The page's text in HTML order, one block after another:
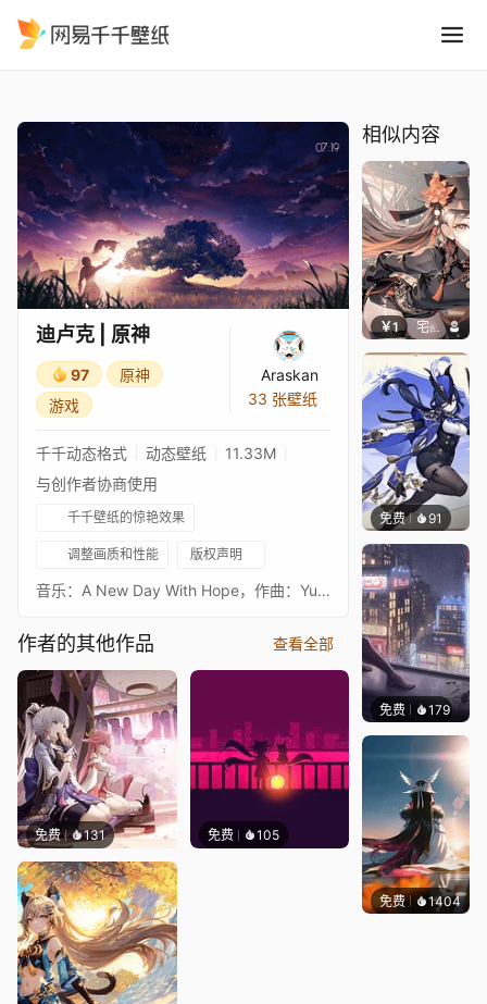
迪卢克 | 原神
97
原神
游戏
Araskan
33 张壁纸
千千动态格式 动态壁纸
11.33M
与创作者协商使用
千千壁纸的惊艳效果
调整画质和性能 版权声明
音乐：A New Day With Hope，作曲：Yu-Peng Chen，HOYO-MIX
作者的其他作品 查看全部
免费 131 免费 105
相似内容
￥1 宅婳氏
免费 91 Tikzito
免费 179
免费 1404Lodo